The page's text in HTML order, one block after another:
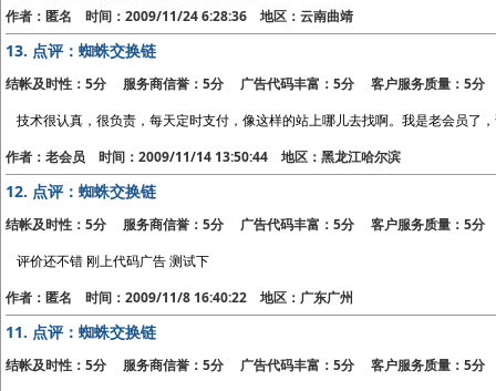
作者：匿名 时间：2009/11/24 6:28:36 地区：云南曲靖
13. 点评：蜘蛛交换链
结帐及时性：5分 服务商信誉：5分 广告代码丰富：5分 客户服务质量：5分
技术很认真，很负责，每天定时支付，像这样的站上哪儿去找啊。我是老会员了
作者：老会员 时间：2009/11/14 13:50:44 地区：黑龙江哈尔滨
12. 点评：蜘蛛交换链
结帐及时性：5分 服务商信誉：5分 广告代码丰富：5分 客户服务质量：5分
评价还不错 刚上代码广告 测试下
作者：匿名 时间：2009/11/8 16:40:22 地区：广东广州
11. 点评：蜘蛛交换链
结帐及时性：5分 服务商信誉：5分 广告代码丰富：5分 客户服务质量：5分